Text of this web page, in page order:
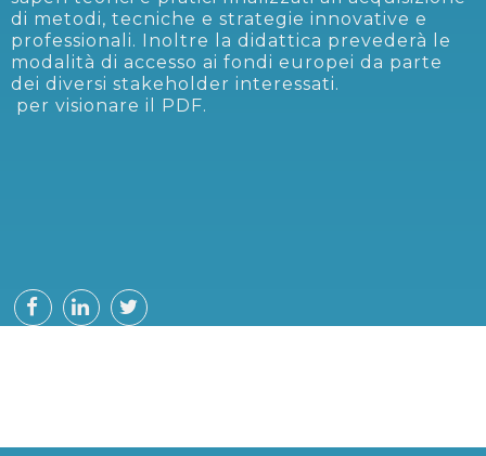
di metodi, tecniche e strategie innovative e
professionali. Inoltre la didattica prevederà le
modalità di accesso ai fondi europei da parte
dei diversi stakeholder interessati.
per visionare il PDF.